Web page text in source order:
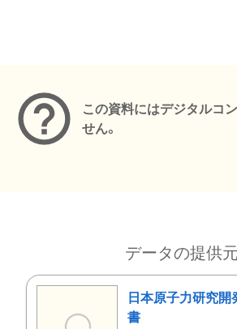
この資料にはデジタルコ
せん。
データの提供元
日本原子力研究開
書